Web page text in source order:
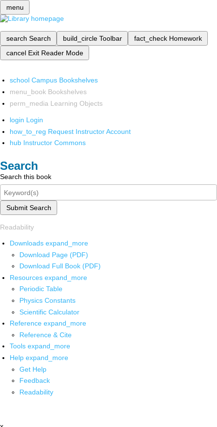
menu
search Search build_circle Toolbar fact_check Homework
cancel Exit Reader Mode
school Campus Bookshelves
menu_book Bookshelves
perm_media Learning Objects
login Login
how_to_reg Request Instructor Account
hub Instructor Commons
Search
Search this book
Submit Search
Readability
Downloads expand_more
Download Page (PDF)
Download Full Book (PDF)
Resources expand_more
Periodic Table
Physics Constants
Scientific Calculator
Reference expand_more
Reference & Cite
Tools expand_more
Help expand_more
Get Help
Feedback
Readability